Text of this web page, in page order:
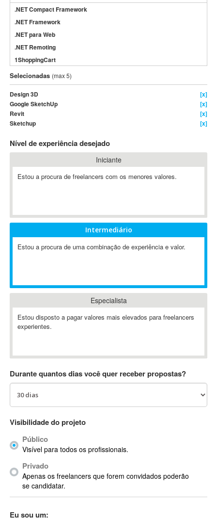
.NET Compact Framework
.NET Framework
.NET para Web
.NET Remoting
1ShoppingCart
3DS Max
3GSM
4D Dimension
802.11
A&P
A2Billing
Ab Initio
ABIS
AbleCommerce
Ableton
Abstract
Abstract Window Toolkit (AWT)
AC Drives
ACDSee
ACPI
Acrobat X
Acronis
ACT
Actian
Actimize
ActionScript
Active Directory
Selecionadas (max 5)
Design 3D
[x]
Google SketchUp
[x]
Revit
[x]
Sketchup
[x]
Nível de experiência desejado
Iniciante
Estou a procura de freelancers com os menores valores.
Intermediário
Estou a procura de uma combinação de experiência e valor.
Especialista
Estou disposto a pagar valores mais elevados para freelancers
experientes.
Durante quantos dias você quer receber propostas?
Visibilidade do projeto
Público
Visível para todos os profissionais.
Privado
Apenas os freelancers que forem convidados poderão
se candidatar.
Eu sou um: